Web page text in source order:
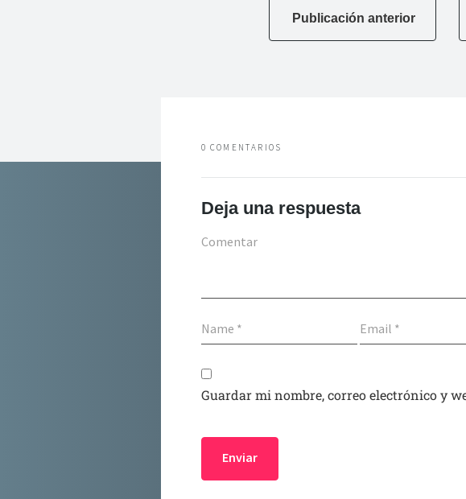
Publicación anterior
0 COMENTARIOS
Deja una respuesta
Guardar mi nombre, correo electrónico y